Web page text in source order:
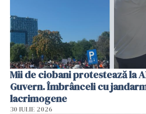
Mii de ciobani protestează la
Guvern. Îmbrânceli cu
lacrimogene
30 IULIE 2026